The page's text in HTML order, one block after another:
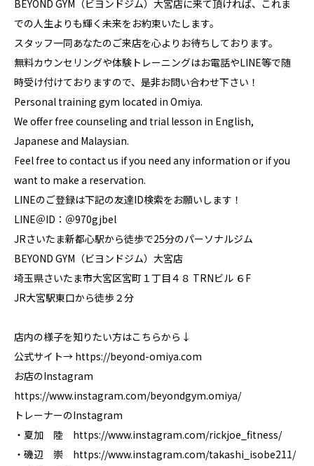
BEYOND GYM（ビヨンドジム）大宮店に来て頂ければ、これま
での人生よりも輝く未来をお約束いたします。
スタッフ一同あなたのご来店を心よりお待ちしております。
無料カウンセリングや体験トレーニングはお電話やLINE等で随
時受け付けておりますので、是非お問い合わせ下さい！
Personal training gym located in Omiya.
We offer free counseling and trial lesson in English,
Japanese and Malaysian.
Feel free to contact us if you need any information or if you
want to make a reservation.
LINEのご登録は下記の友達ID検索をお願いします！
LINE＠ID：＠970gjbel
JRさいたま新都心駅から徒歩で25分のパーソナルジム
BEYOND GYM（ビヨンドジム）大宮店
埼玉県さいたま市大宮区宮町１丁目４８ TRNビル ６F
JR大宮駅東口から徒歩２分
店内の様子を知りたい方はこちらから↓
公式サイト→ https://beyond-omiya.com
お店のInstagram
https://www.instagram.com/beyondgym.omiya/
トレーナーのInstagram
・夏加 陸 https://www.instagram.com/rickjoe_fitness/
・磯辺 崇 https://www.instagram.com/takashi_isobe211/